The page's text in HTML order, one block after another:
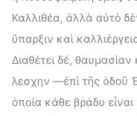
Καλλιθέα, ἀλλὰ αὐτὸ
ὕπαρξιν καὶ
Διαθέτει δέ, θαυμασίαν
λεσχην —ἐπὶ τῆς ὁδοῦ
ὁποία κάθε βράδυ